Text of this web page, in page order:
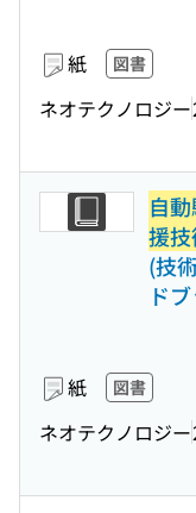
紙 図書
ネオテクノロジー
自
援
(技
ド
紙 図書
ネオテクノロジー